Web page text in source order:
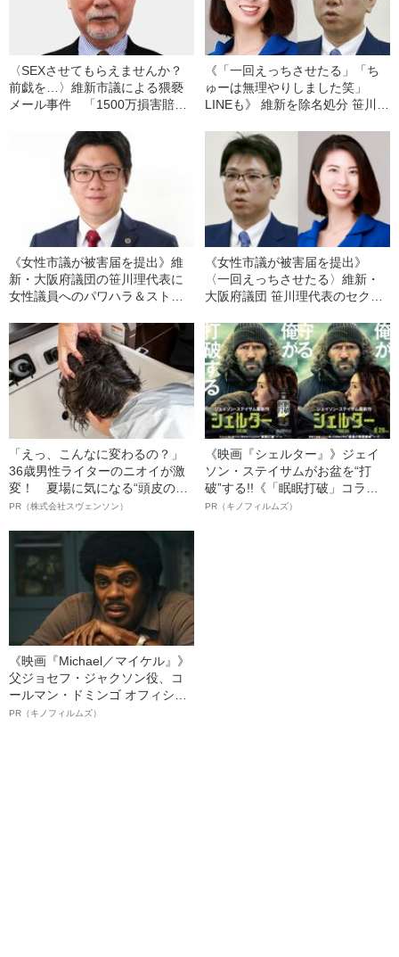
〈SEXさせてもらえませんか？
前戯を…〉維新市議による猥褻
メール事件 「1500万損害賠償
《「一回えっちさせたる」「ち
ゅーは無理やりしました笑」
LINEも》 維新を除名処分 笹川府
被害届を提出 笹川氏は「一切
ない」と否定
《女性市議が被害届を提出》維
新・大阪府議団の笹川理代表に
女性議員へのパワハラ＆ストー
《女性市議が被害届を提出》
〈一回えっちさせたる〉維新・
大阪府議団 笹川理代表のセクハ
性的関係要求か 「週刊文春」
取材申し入れ直後に辞意
「えっ、こんなに変わるの？」
36歳男性ライターのニオイが激
変！ 夏場に気になる“頭皮のニ
オイ”や“ベタつき”を解消す
ト”が生み出した徹底ケアとは
PR（株式会社スヴェンソン）
《映画『シェルター』》ジェイ
ソン・ステイサムがお盆を“打
破”する!!《「眠眠打破」コラ
ボ》
PR（キノフィルムズ）
《映画『Michael／マイケル』》
父ジョセフ・ジャクソン役、コ
ールマン・ドミンゴ オフィシャ
ルインタビュー“観客を魅了した
PR（キノフィルムズ）